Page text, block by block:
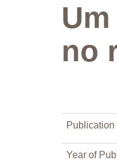
no
Publication
Year of